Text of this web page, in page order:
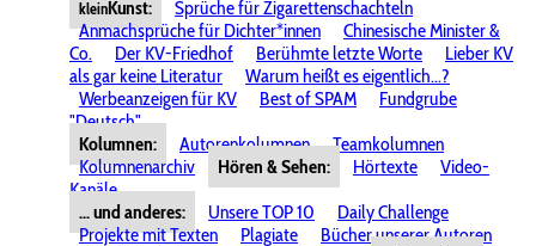
kleinKunst:
Sprüche für Zigarettenschachteln
Anmachsprüche für Dichter*innen
Chinesische Minister &
Co.
Der KV-Friedhof Berühmte letzte Worte
Lieber KV
als gar keine Literatur
Warum heißt es eigentlich...?
Werbeanzeigen für KV
Best of SPAM
Fundgrube
"Deutsch"
Kolumnen:
Autorenkolumnen
Teamkolumnen
Kolumnenarchiv
Hören & Sehen: Hörtexte
Video-
Kanäle
... und anderes:
Unsere TOP 10
Daily Challenge
Projekte mit Texten
Plagiate
Bücher unserer Autoren